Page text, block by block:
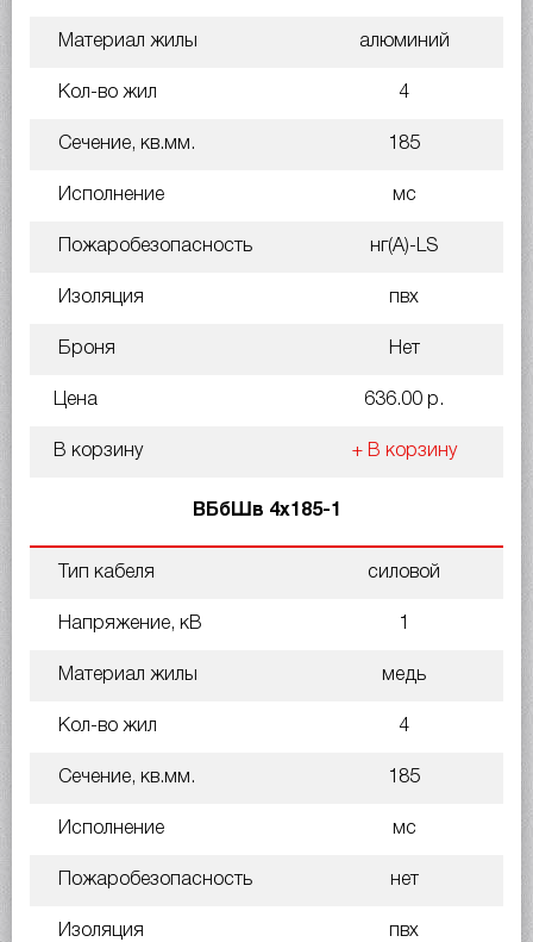
Материал жилы алюминий
Кол-во жил 4
Сечение, кв.мм. 185
Исполнение мс
Пожаробезопасность нг(A)-LS
Изоляция пвх
Броня Нет
Цена 636.00 р.
В корзину + В корзину
ВБбШв 4х185-1
Тип кабеля силовой
Напряжение, кВ 1
Материал жилы медь
Кол-во жил 4
Сечение, кв.мм. 185
Исполнение мс
Пожаробезопасность нет
Изоляция пвх